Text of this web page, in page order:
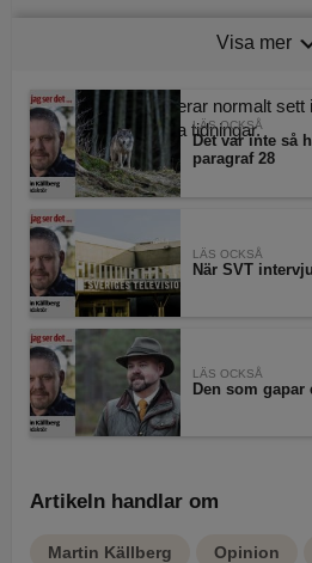
Tänk på att uppge namn och
Svensk Jakt publicerar normalt sett
publicerats av andra tidningar.
Visa mer
LÄS OCKSÅ
Det var inte så
paragraf 28
LÄS OCKSÅ
När SVT
LÄS OCKSÅ
Den som gapar
Artikeln handlar om
Martin Källberg Opinion